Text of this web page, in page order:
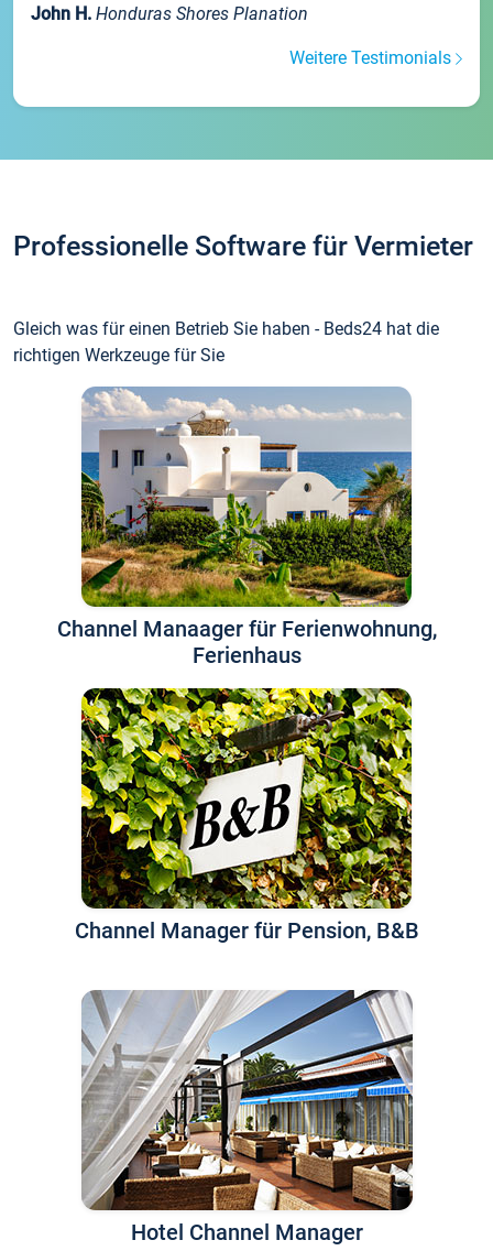
John H. Honduras Shores Planation
Weitere Testimonials
Professionelle Software für Vermieter
Gleich was für einen Betrieb Sie haben - Beds24 hat die
richtigen Werkzeuge für Sie
Channel Manaager für Ferienwohnung,
Ferienhaus
Channel Manager für Pension, B&B
Hotel Channel Manager